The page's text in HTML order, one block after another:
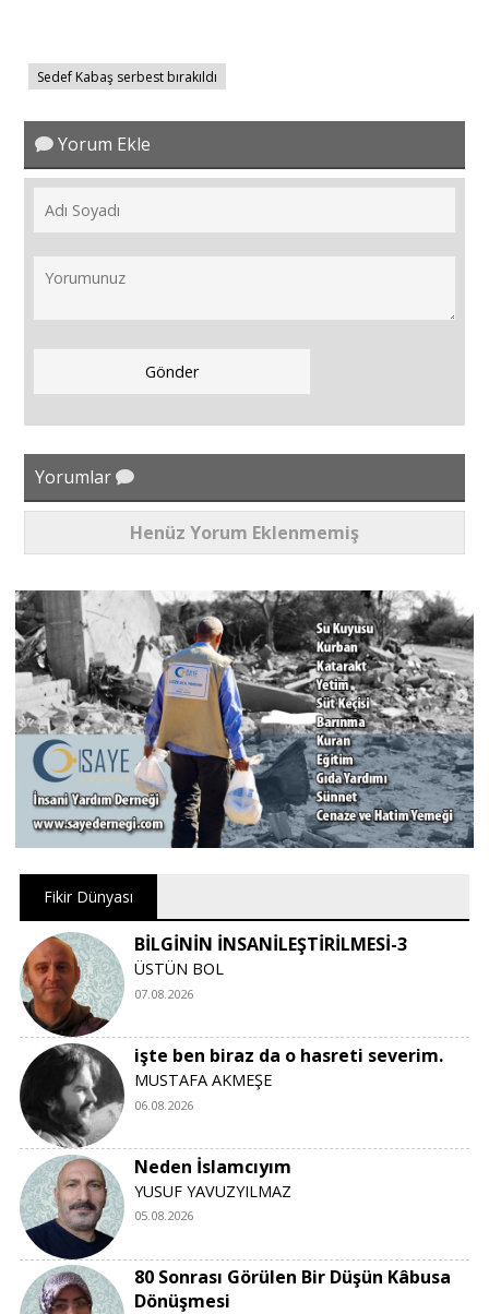
Sedef Kabaş serbest bırakıldı
Yorum Ekle
Yorumlar
Henüz Yorum Eklenmemiş
Fikir Dünyası
BİLGİNİN İNSANİLEŞTİRİLMESİ-3
ÜSTÜN BOL
07.08.2026
işte ben biraz da o hasreti severim.
MUSTAFA AKMEŞE
06.08.2026
Neden İslamcıyım
YUSUF YAVUZYILMAZ
05.08.2026
80 Sonrası Görülen Bir Düşün Kâbusa
Dönüşmesi